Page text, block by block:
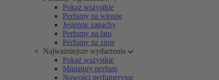
Pokaż wszystkie
Perfumy na wiosnę
Jesienne zapachy
Perfumy na lato
Perfumy na zimę
Najważniejsze wydarzenia
Pokaż wszystkie
Miniatury perfum
Nowości perfumeryjne